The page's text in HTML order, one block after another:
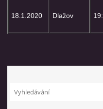
18.1.2020 Dlažov